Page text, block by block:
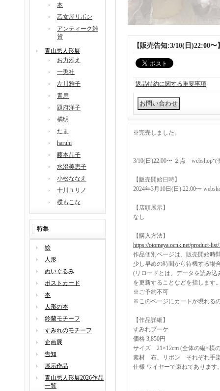
本
乙女屋リボン
アンティーク雑
貨
青山忌人形展
お力添え
一兎社
左川雅子
青扇
題府洋子
橘明
たま
haruhi
藤本晶子
水澄美恵子
小松ななえ
十川ユリノ
楪もこな
特集
絵
人形
ぬいぐるみ
ポストカード
本
人形の本
鈴蘭モチーフ
すみれのモチーフ
企画展
告知
展示作品
青山忌人形展2026作品
一覧
【販売告知:3/10(日)22:00
返品特約に関する重要事項
※完売しました。
3/10(日)22:00〜 ２点 webshop
【販売開始日時】
2024年3月10日(日) 22:00〜
【店頭展示】
なし
【購入方法】
https://otomeya.ocnk.net/product-
作品個別ページは、販売開始時
少し早めの時間から待機する場
(リロードとは、データを読み込
を更新することなどを指します
※ご予約不可
※このページにカートが現れる
【作品詳細】
すみれブーケ
価格 3,850円
サイズ 21×12cm (全体の縦×横
素材 布、リボン それぞれ
仕様 ワイヤーで束ねてありま